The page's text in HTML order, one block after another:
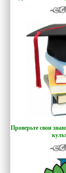
Проверьте свои